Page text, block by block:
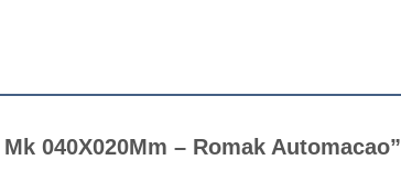
040X020Mm – Romak Automacao”